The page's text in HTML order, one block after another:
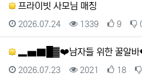
프라이빗 사모님 매칭
등록일
2026.07.24 조회
1339 추천
9
▂▅▇█▓❤️남자들 위한 꿀
등록일
2026.07.23 조회
2021 추천
18